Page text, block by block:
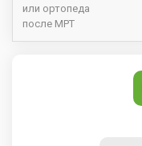
или ортопеда
после МРТ